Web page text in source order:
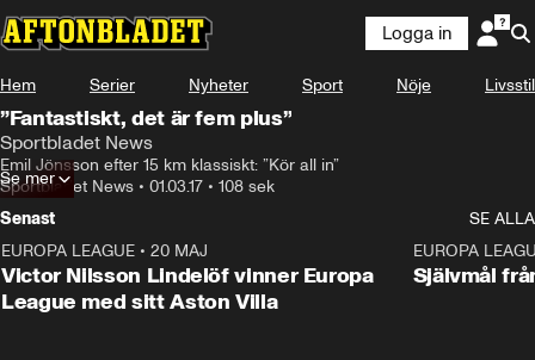
Logga in
Hem Serier Nyheter Sport Nöje Livsstil
”Fantastiskt, det är fem plus”
Sportbladet News
Emil Jönsson efter 15 km klassiskt: ”Kör all in”
Sportbladet News • 01.03.17 • 108 sek
Se mer
Senast
SE ALLA
EUROPA LEAGUE • 20 MAJ
Victor Nilsson Lindelöf vinner Europa
League med sitt Aston Villa
EUROPA
Självmål